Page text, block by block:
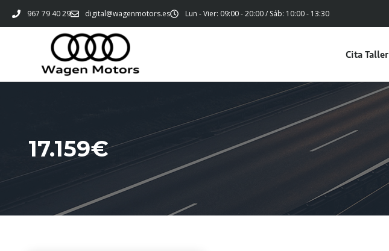
967 79 40 29 digital@wagenmotors.es Lun - Vier: 09:00 - 20:00 / Sáb: 10:00 - 13:30
Cita Taller
17.159€